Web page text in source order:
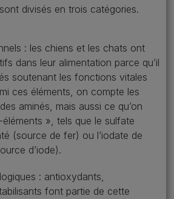
divisés en trois catégories.
: les chiens et les chats ont
dans leur alimentation parce qu’il
soutenant les fonctions vitales
ces éléments, on compte les
aminés, mais aussi ce qu’on
», tels que le sulfate
(source de fer) ou l’iodate de
d’iode).
: antioxydants,
font partie de cette